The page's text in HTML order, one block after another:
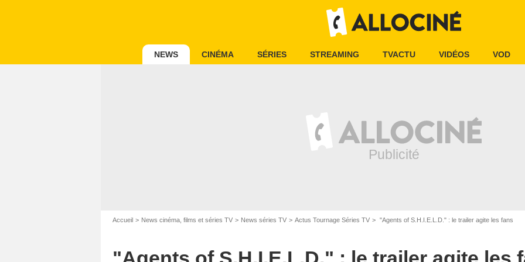
NEWS CINÉMA SÉRIES STREAMING TVACTU VIDÉOS VOD
Accueil News cinéma, films et séries TV News séries TV Actus Tournage Séries TV "Agents of S.H.I.E.L.D." : le trailer agite les fans